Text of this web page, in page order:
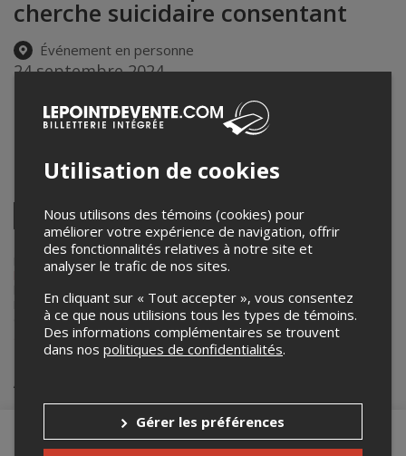
cherche suicidaire consentant
Événement en personne
24 septembre 2024
Église Saint-Antoine de Lavaltrie
Facebook LinkedinPinterestEnvoyer
par
courriel
Lepointdevente.com agit à titre de mandataire pour
la Chasse-galerie dans le cadre de l’affichage en ligne et la vente de
billets pour ses événements.
Pour plus d’information à propos de cet événement, veuillez
contacter l’organisateur de l’événement,Café culturel de la Chasse-
galerie, àinfo@chasse-galerie.caou au+1 450-586-9569.
Achat de billets
Utilisation de cookies
Nous utilisons des témoins (cookies) pour
améliorer votre expérience de navigation, offrir
des fonctionnalités relatives à notre site et
analyser le trafic de nos sites.
En cliquant sur « Tout accepter », vous consentez
à ce que nous utilisions tous les types de témoins.
Des informations complémentaires se trouvent
dans nos politiques de confidentialités.
Gérer les préférences